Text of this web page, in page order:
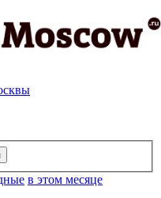
в этом месяце